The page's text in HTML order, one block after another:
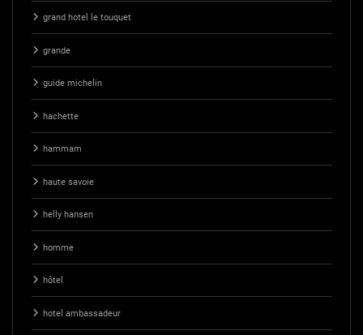
grand hotel le touquet
grande
guide michelin
hachette
hammam
haute savoie
helly hansen
homme
hôtel
hotel ambassadeur